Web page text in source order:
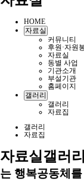
HOME
자료실
커뮤니티
후원·자원
자료실
동별 사업
기관소개
부설기관
홈페이지
갤러리
갤러리
자료집
갤러리
자료집
자료실갤러리
는 행복공동체